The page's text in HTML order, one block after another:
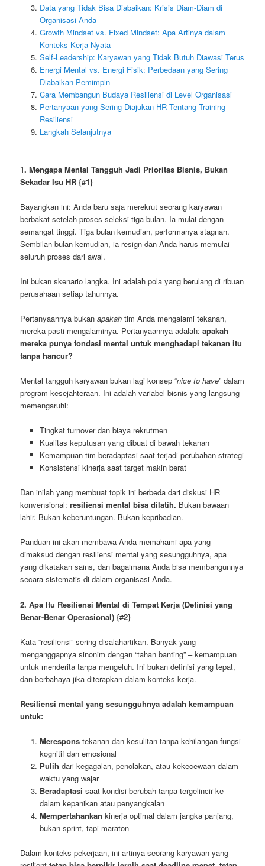
Data yang Tidak Bisa Diabaikan: Krisis Diam-Diam di
Organisasi Anda
Growth Mindset vs. Fixed Mindset: Apa Artinya dalam
Konteks Kerja Nyata
Self-Leadership: Karyawan yang Tidak Butuh Diawasi Terus
Energi Mental vs. Energi Fisik: Perbedaan yang Sering
Diabaikan Pemimpin
Cara Membangun Budaya Resiliensi di Level Organisasi
Pertanyaan yang Sering Diajukan HR Tentang Training
Resiliensi
Langkah Selanjutnya
1. Mengapa Mental Tangguh Jadi Prioritas Bisnis, Bukan
Sekadar Isu HR {#1}
Bayangkan ini: Anda baru saja merekrut seorang karyawan
berbakat setelah proses seleksi tiga bulan. Ia mulai dengan
semangat tinggi. Tiga bulan kemudian, performanya stagnan.
Sembilan bulan kemudian, ia resign dan Anda harus memulai
seluruh proses dari awal.
Ini bukan skenario langka. Ini adalah pola yang berulang di ribuan
perusahaan setiap tahunnya.
Pertanyaannya bukanapakah tim Anda mengalami tekanan,
mereka pasti mengalaminya. Pertanyaannya adalah:apakah
mereka punya fondasi mental untuk menghadapi tekanan itu
tanpa hancur?
Mental tangguh karyawan bukan lagi konsep “nice to have” dalam
program kesejahteraan. Ini adalah variabel bisnis yang langsung
memengaruhi:
Tingkat turnover dan biaya rekrutmen
Kualitas keputusan yang dibuat di bawah tekanan
Kemampuan tim beradaptasi saat terjadi perubahan strategi
Konsistensi kinerja saat target makin berat
Dan inilah yang membuat topik ini berbeda dari diskusi HR
konvensional:resiliensi mental bisa dilatih. Bukan bawaan
lahir. Bukan keberuntungan. Bukan kepribadian.
Panduan ini akan membawa Anda memahami apa yang
dimaksud dengan resiliensi mental yang sesungguhnya, apa
yang dikatakan sains, dan bagaimana Anda bisa membangunnya
secara sistematis di dalam organisasi Anda.
2. Apa Itu Resiliensi Mental di Tempat Kerja (Definisi yang
Benar-Benar Operasional) {#2}
Kata “resiliensi” sering disalahartikan. Banyak yang
menganggapnya sinonim dengan “tahan banting” – kemampuan
untuk menderita tanpa mengeluh. Ini bukan definisi yang tepat,
dan berbahaya jika diterapkan dalam konteks kerja.
Resiliensi mental yang sesungguhnya adalah kemampuan
untuk:
Meresponstekanan dan kesulitan tanpa kehilangan fungsi
kognitif dan emosional
Pulih dari kegagalan, penolakan, atau kekecewaan dalam
waktu yang wajar
Beradaptasi saat kondisi berubah tanpa tergelincir ke
dalam kepanikan atau penyangkalan
Mempertahankan kinerja optimal dalam jangka panjang,
bukan sprint, tapi maraton
Dalam konteks pekerjaan, ini artinya seorang karyawan yang